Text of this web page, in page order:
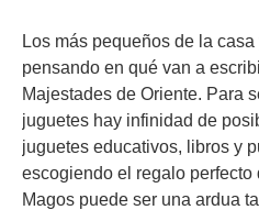
Los más pequeños de la
pensando en qué van a
Majestades de Oriente. Para
juguetes hay infinidad de
juguetes educativos, libros y
escogiendo el regalo
Magos puede ser una ardua